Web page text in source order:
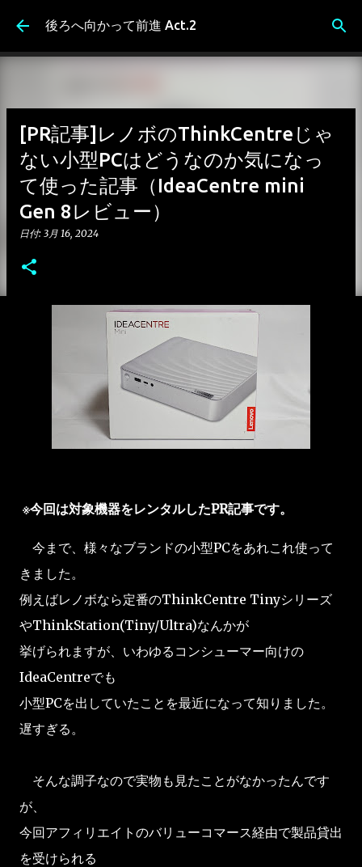
スキップしてメイン コンテンツに移動
後ろへ向かって前進 Act.2
[PR記事]レノボのThinkCentreじゃ
ない小型PCはどうなのか気になっ
て使った記事（IdeaCentre mini
Gen 8レビュー）
日付: 3月 16, 2024
※今回は対象機器をレンタルしたPR記事です。
今まで、様々なブランドの小型PCをあれこれ使って
きました。
例えばレノボなら定番のThinkCentre Tinyシリーズ
やThinkStation(Tiny/Ultra)なんかが
挙げられますが、いわゆるコンシューマー向けの
IdeaCentreでも
小型PCを出していたことを最近になって知りました。
遅すぎる。
そんな調子なので実物も見たことがなかったんです
が、
今回アフィリエイトのバリューコマース経由で製品貸出
を受けられる